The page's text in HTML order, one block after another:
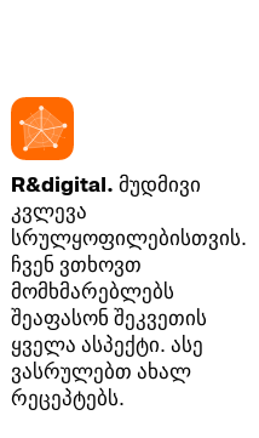
R&digital. მუდმივი
კვლევა
სრულყოფილებისთვის.
ჩვენ ვთხოვთ
მომხმარებლებს
შეაფასონ შეკვეთის
ყველა ასპექტი. ასე
ვასრულებთ ახალ
რეცეპტებს.